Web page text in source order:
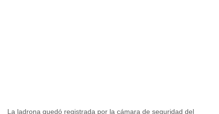
La ladrona quedó registrada por la cámara de seguridad del